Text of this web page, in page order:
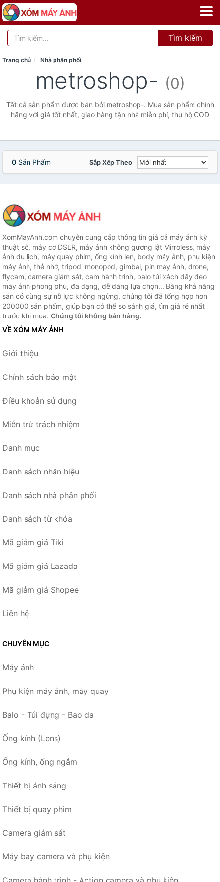
Tìm kiếm
Trang chủ Nhà phân phối
metroshop- (0)
Tất cả sản phẩm được bán bởi metroshop-. Mua sản phẩm chính
hãng với giá tốt nhất, giao hàng tận nhà miễn phí, thu hộ COD
0 Sản Phẩm Sắp Xếp Theo
XomMayAnh.com chuyên cung cấp thông tin giá cả máy ảnh kỹ
thuật số, máy cơ DSLR, máy ảnh không gương lật Mirroless, máy
ảnh du lịch, máy quay phim, ống kính len, body máy ảnh, phụ kiện
máy ảnh, thẻ nhớ, tripod, monopod, gimbal, pin máy ảnh, drone,
flycam, camera giám sát, cam hành trình, balo túi xách dây đeo
máy ảnh phong phú, đa dạng, dễ dàng lựa chọn... Bằng khả năng
sẵn có cùng sự nỗ lực không ngừng, chúng tôi đã tổng hợp hơn
200000 sản phẩm, giúp bạn có thể so sánh giá, tìm giá rẻ nhất
trước khi mua. Chúng tôi không bán hàng.
VỀ XÓM MÁY ẢNH
Giới thiệu
Chính sách bảo mật
Điều khoản sử dụng
Miễn trừ trách nhiệm
Danh mục
Danh sách nhãn hiệu
Danh sách nhà phân phối
Danh sách từ khóa
Mã giảm giá Tiki
Mã giảm giá Lazada
Mã giảm giá Shopee
Liên hệ
CHUYÊN MỤC
Máy ảnh
Phụ kiện máy ảnh, máy quay
Balo - Túi đựng - Bao da
Ống kính (Lens)
Ống kính, ống ngắm
Thiết bị ánh sáng
Thiết bị quay phim
Camera giám sát
Máy bay camera và phụ kiện
Camera hành trình - Action camera và phụ kiện